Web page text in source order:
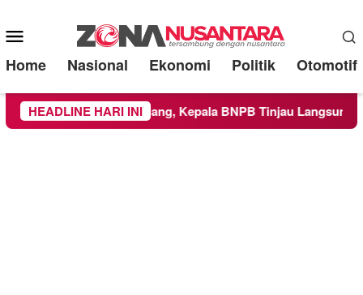
Mobile
Menu
Home Nasional Ekonomi Politik Otomotif
HEADLINE HARI INI
Malang, Kepala BNPB Tinjau Langsung Lokasi